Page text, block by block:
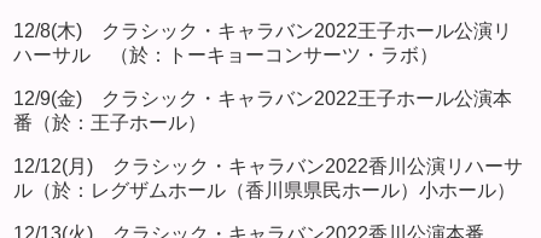
12/8(木) クラシック・キャラバン2022王子ホール公演リ
ハーサル （於：トーキョーコンサーツ・ラボ）
12/9(金) クラシック・キャラバン2022王子ホール公演本
番（於：王子ホール）
12/12(月) クラシック・キャラバン2022香川公演リハーサ
ル（於：レグザムホール（香川県県民ホール）小ホール）
12/13(火) クラシック・キャラバン2022香川公演本番